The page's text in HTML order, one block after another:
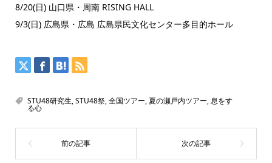
8/20(日) 山口県・周南 RISING HALL
9/3(日) 広島県・広島 広島県民文化センター多目的ホール
STU48研究生,STU48祭,全国ツアー,夏の瀬戸内ツアー,息をす
る心